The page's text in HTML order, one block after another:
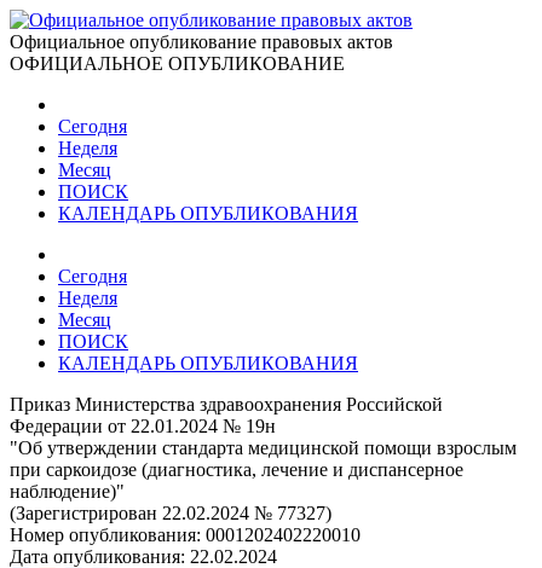
Официальное опубликование правовых актов
ОФИЦИАЛЬНОЕ ОПУБЛИКОВАНИЕ
Сегодня
Неделя
Месяц
ПОИСК
КАЛЕНДАРЬ ОПУБЛИКОВАНИЯ
Сегодня
Неделя
Месяц
ПОИСК
КАЛЕНДАРЬ ОПУБЛИКОВАНИЯ
Приказ Министерства здравоохранения Российской
Федерации от 22.01.2024 № 19н
"Об утверждении стандарта медицинской помощи взрослым
при саркоидозе (диагностика, лечение и диспансерное
наблюдение)"
(Зарегистрирован 22.02.2024 № 77327)
Номер опубликования: 0001202402220010
Дата опубликования: 22.02.2024